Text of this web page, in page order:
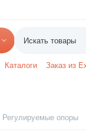
Каталоги Заказ из
Регулируемые опоры